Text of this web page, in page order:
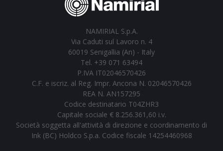
NAMIRIAL S.p.A.
Via Caduti sul Lavoro n. 4
60019 Senigallia (An) - Italy
Tel. +39 071 63494
P.IVA IT02046570426
C.F. e iscriz. al Reg. Impr. Ancona N. 02046570426
REA N. AN157295
Codice destinatario T04ZHR3
Capitale sociale € 8.256.361,60 i.v.
Società soggetta all'attività di direzione e coordinamento di
Ink (BC) Holdco S.p.a. Codice fiscale 14254460968